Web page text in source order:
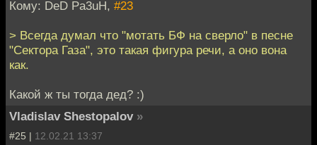
Кому: DeD Pa3uH, #23
> Всегда думал что "мотать БФ на сверло" в песне
"Сектора Газа", это такая фигура речи, а оно вона
как.
Какой ж ты тогда дед? :)
Vladislav Shestopalov »
#25 | 12.02.21 13:37